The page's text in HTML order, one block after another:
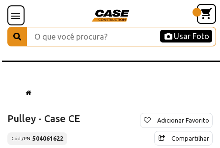
Usar Foto
Pulley - Case CE
Cód./PN 504061622
Adicionar Favorito
Compartilhar